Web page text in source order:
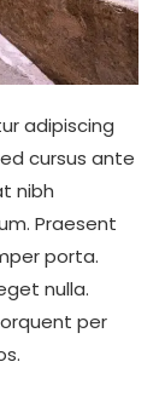
adipiscing
cursus ante
nibh
Praesent
porta.
nulla.
per